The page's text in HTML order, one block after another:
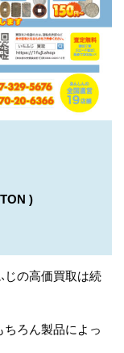
)
じの高価買取は続
ろん製品によっ